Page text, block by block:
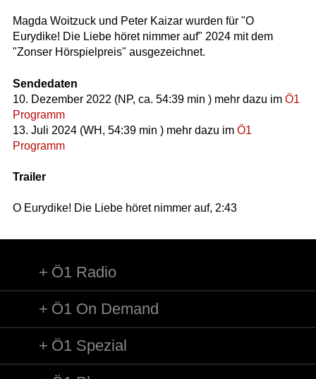
Magda Woitzuck und Peter Kaizar wurden für "O
Eurydike! Die Liebe höret nimmer auf" 2024 mit dem
"Zonser Hörspielpreis" ausgezeichnet.
Sendedaten
10. Dezember 2022 (NP, ca. 54:39 min ) mehr dazu im Ö1
Programm
13. Juli 2024 (WH, 54:39 min ) mehr dazu im Ö1
Programm
Trailer
O Eurydike! Die Liebe höret nimmer auf, 2:43
Ö1 Radio
Ö1 On Demand
Ö1 Spezial